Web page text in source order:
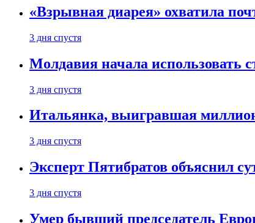
«Взрывная диарея» охватила
3 дня спустя
Молдавия начала использовать
3 дня спустя
Итальянка, выигравшая
3 дня спустя
Эксперт Пятибратов объяснил
3 дня спустя
Умер бывший председатель